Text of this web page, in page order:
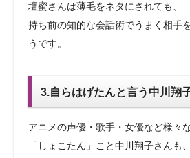
壇蜜さんは薄毛をネタにされても、
持ち前の知的な会話術でうまく相手
うです。
3.自らはげたんと言う中川翔
アニメの声優・歌手・女優など様々
「しょこたん」こと中川翔子さんも